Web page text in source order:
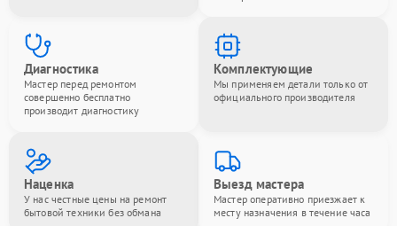
Диагностика
Мастер перед ремонтом
совершенно бесплатно
производит диагностику
Комплектующие
Мы применяем детали только от
официального производителя
Наценка
У нас честные цены на ремонт
бытовой техники без обмана
Выезд мастера
Мастер оперативно приезжает к
месту назначения в течение часа